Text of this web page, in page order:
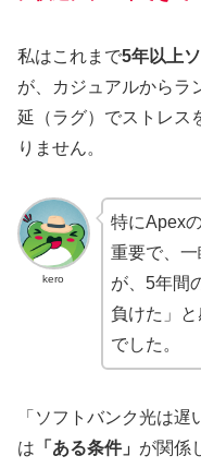
私はこれまで5年以上
が、カジュアルからラ
延（ラグ）でストレス
りません。
kero
特にApex
重要で、
が、5年間
負けた」
でした。
「ソフトバンク光は
は 「ある条件」 が関係